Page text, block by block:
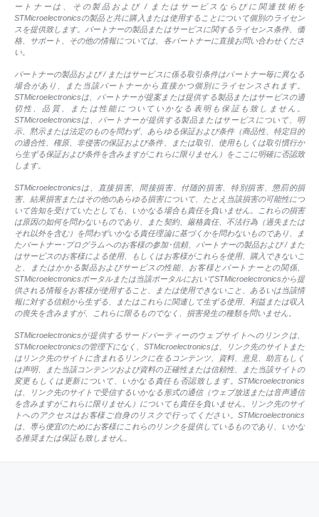
ートナーは、その製品および / またはサービスならびに関連技術を
STMicroelectronicsの製品と共に購入または使用することについて個別のライセン
スを提供致します。パートナーの製品またはサービスに関するライセンス条件、価
格、サポート、その他の情報については、各パートナーに直接お問い合わせくださ
い。
パートナーの製品および / またはサービスに係る取引条件はパートナー毎に異なる
場合があり、また当該パートナーから直接かつ個別にライセンスされます。
STMicroelectronicsは、パートナーが提案または提供する製品またはサービスの適
切性、品質、または性能についていかなる表明も保証も致しません。
STMicroelectronicsは、パートナーが提供する製品またはサービスについて、明
示、黙示または法定のものを問わず、あらゆる保証および条件（商品性、特定目的
の適合性、権原、非侵害の保証および条件、または取引、使用もしくは取引慣行か
ら生ずる保証および条件を含みますがこれらに限りません）をここに明確に否認致
します。
STMicroelectronicsは、直接損害、間接損害、付随的損害、特別損害、懲罰的損
害、結果損害またはその他のあらゆる損害について、たとえ当該損害の可能性につ
いて告知を受けていたとしても、いかなる場合も責任を負いません。これらの損害
は原因の如何を問わないものであり、また契約、厳格責任、不法行為（過失または
それ以外を含む）を問わずいかなる責任理論に基づくかを問わないものであり、ま
たパートナー･プログラムへのお客様の参加･信頼、パートナーの製品および / また
はサービスのお客様による使用、もしくはお客様がこれらを使用、購入できないこ
と、またはかかる製品およびサービスの性能、お客様とパートナーとの関係、
STMicroelectronicsポータルまたは当該ポータルにおいてSTMicroelectronicsから提
供される情報をお客様が使用すること、または使用できないこと、あるいは当該情
報に対する信頼から生ずる、またはこれらに関連して生ずる使用、利益または収入
の喪失を含みますが、これらに限るものでなく、損害発生の種類を問いません。
STMicroelectronicsが提供するサードパーティーのウェブサイトへのリンクは、
STMicroelectronicsの管理下になく、STMicroelectronicsは、リンク先のサイトまた
はリンク先のサイトに含まれるリンクに在るコンテンツ、資料、意見、助言もしく
は声明、また当該コンテンツおよび資料の正確性または信頼性、また当該サイトの
変更もしくは更新について、いかなる責任も否認致します。STMicroelectronics
は、リンク先のサイトで受信するいかなる形式の通信（ウェブ放送または音声通信
を含みますがこれらに限りません）についても責任を負いません。リンク先のサイ
トへのアクセスはお客様ご自身のリスクで行ってください。STMicroelectronics
は、専ら便宜のためにお客様にこれらのリンクを提供しているものであり、いかな
る推奨または保証も致しません。